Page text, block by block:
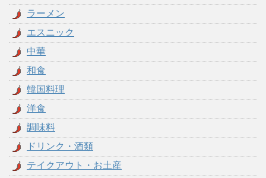
ラーメン
エスニック
中華
和食
韓国料理
洋食
調味料
ドリンク・酒類
テイクアウト・お土産